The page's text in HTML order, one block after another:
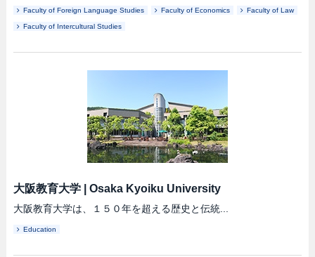
Faculty of Foreign Language Studies Faculty of Economics Faculty of Law
Faculty of Intercultural Studies
大阪教育大学| Osaka Kyoiku University
大阪教育大学は、１５０年を超える歴史と伝統...
Education